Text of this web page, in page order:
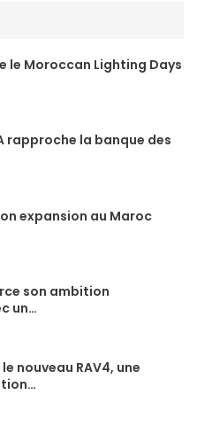
le Moroccan Lighting Days
rapproche la banque des
expansion au Maroc
son ambition
un…
nouveau RAV4, une